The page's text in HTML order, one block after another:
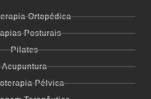
Ortopédica
Posturais
Pilates
Acupuntura
Pélvica